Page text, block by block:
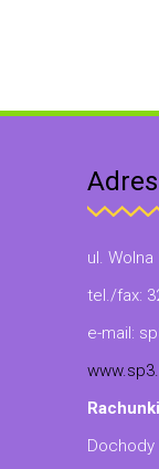
ul. Wolna
tel./fax:
e-mail:
Dochody